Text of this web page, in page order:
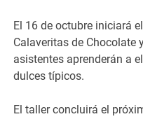
El 16 de octubre iniciará
Calaveritas de Chocolate
asistentes aprenderán a
dulces típicos.
El taller concluirá el